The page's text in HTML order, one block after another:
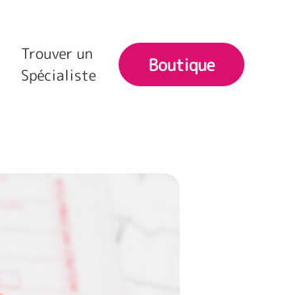
Trouver un
Spécialiste
Boutique